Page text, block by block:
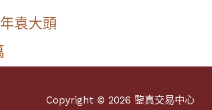
袁大頭
Copyright © 2026 鑒真交易中心